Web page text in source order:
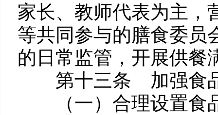
家长、教师代表为主，
等共同参与的膳食委员
的日常监管，开展供餐
第十三条 加强食品
（一）合理设置食品